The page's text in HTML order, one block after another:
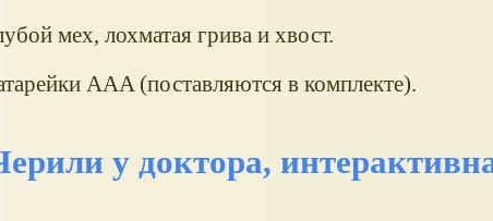
мех, лохматая грива и хвост.
ААA (поставляются в комплекте).
у доктора,